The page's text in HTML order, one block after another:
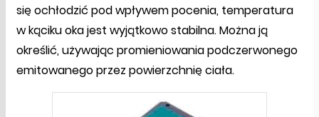
się ochłodzić pod wpływem pocenia, temperatura
w kąciku oka jest wyjątkowo stabilna. Można ją
określić, używając promieniowania podczerwonego
emitowanego przez powierzchnię ciała.